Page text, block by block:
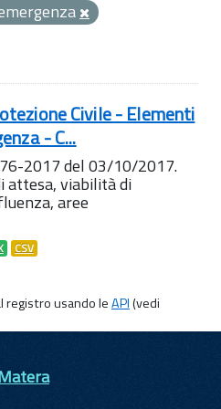
Civile - Elementi
- C...
2017 del 03/10/2017.
attesa, viabilità di
aree
CSV
registro usando leAPI(vedi